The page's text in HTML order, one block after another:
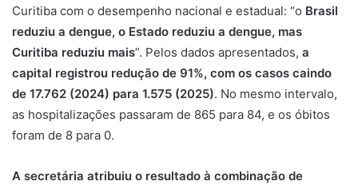
Curitiba com o desempenho nacional e estadual: “o Brasil
reduziu a dengue, o Estado reduziu a dengue, mas
Curitiba reduziu mais”. Pelos dados apresentados, a
capital registrou redução de 91%, com os casos caindo
de 17.762 (2024) para 1.575 (2025). No mesmo intervalo,
as hospitalizações passaram de 865 para 84, e os óbitos
foram de 8 para 0.
A secretária atribuiu o resultado à combinação de